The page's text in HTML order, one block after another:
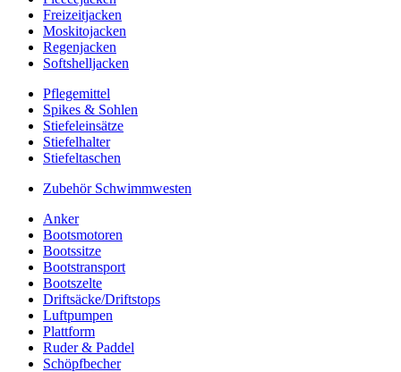
Freizeitjacken
Moskitojacken
Regenjacken
Softshelljacken
Pflegemittel
Spikes & Sohlen
Stiefeleinsätze
Stiefelhalter
Stiefeltaschen
Zubehör Schwimmwesten
Anker
Bootsmotoren
Bootssitze
Bootstransport
Bootszelte
Driftsäcke/Driftstops
Luftpumpen
Plattform
Ruder & Paddel
Schöpfbecher